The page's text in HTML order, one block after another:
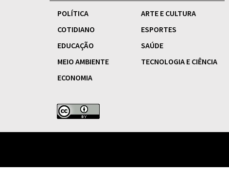
POLÍTICA
ARTE E CULTURA
COTIDIANO
ESPORTES
EDUCAÇÃO
SAÚDE
MEIO AMBIENTE
TECNOLOGIA E CIÊNCIA
ECONOMIA